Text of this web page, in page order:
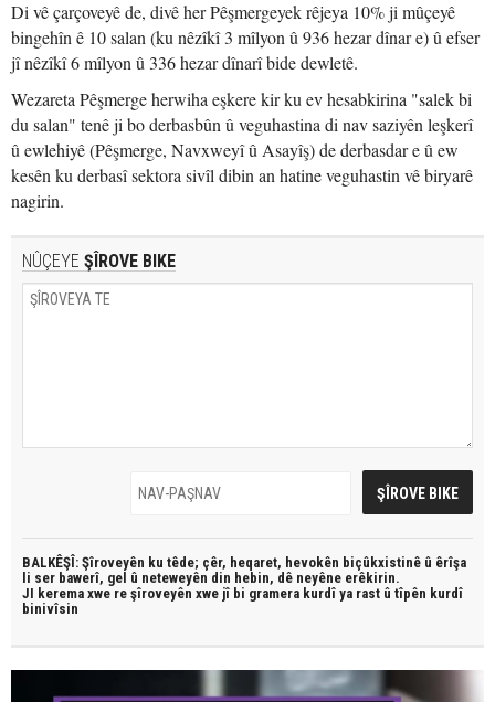
Di vê çarçoveyê de, divê her Pêşmergeyek rêjeya 10% ji mûçeyê
bingehîn ê 10 salan (ku nêzîkî 3 mîlyon û 936 hezar dînar e) û efser
jî nêzîkî 6 mîlyon û 336 hezar dînarî bide dewletê.
Wezareta Pêşmerge herwiha eşkere kir ku ev hesabkirina "salek bi
du salan" tenê ji bo derbasbûn û veguhastina di nav saziyên leşkerî
û ewlehiyê (Pêşmerge, Navxweyî û Asayîş) de derbasdar e û ew
kesên ku derbasî sektora sivîl dibin an hatine veguhastin vê biryarê
nagirin.
NÛÇEYE ŞÎROVE BIKE
BALKÊŞÎ: Şîroveyên ku têde; çêr, heqaret, hevokên biçûkxistinê û êrîşa
li ser bawerî, gel û neteweyên din hebin, dê neyêne erêkirin.
JI kerema xwe re şîroveyên xwe jî bi gramera kurdî ya rast û tîpên kurdî
binivîsin